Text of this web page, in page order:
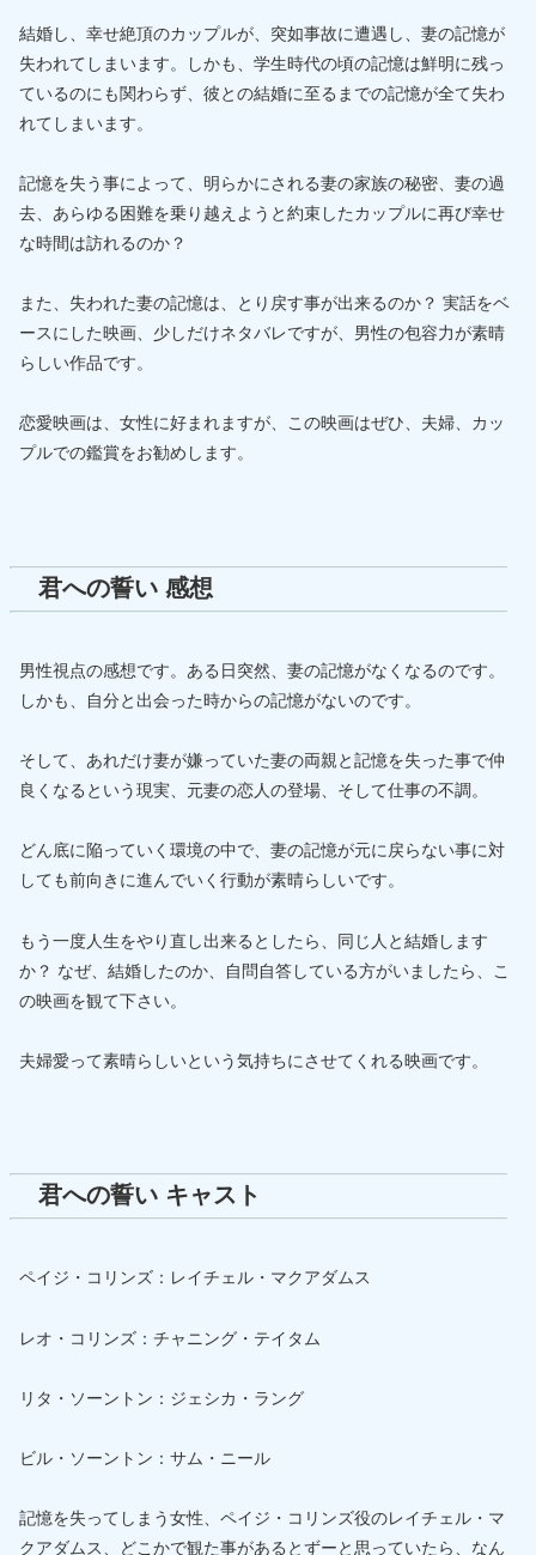
結婚し、幸せ絶頂のカップルが、突如事故に遭遇し、妻の記憶が
失われてしまいます。しかも、学生時代の頃の記憶は鮮明に残っ
ているのにも関わらず、彼との結婚に至るまでの記憶が全て失わ
れてしまいます。
記憶を失う事によって、明らかにされる妻の家族の秘密、妻の過
去、あらゆる困難を乗り越えようと約束したカップルに再び幸せ
な時間は訪れるのか？
また、失われた妻の記憶は、とり戻す事が出来るのか？ 実話をベ
ースにした映画、少しだけネタバレですが、男性の包容力が素晴
らしい作品です。
恋愛映画は、女性に好まれますが、この映画はぜひ、夫婦、カッ
プルでの鑑賞をお勧めします。
君への誓い 感想
男性視点の感想です。ある日突然、妻の記憶がなくなるのです。
しかも、自分と出会った時からの記憶がないのです。
そして、あれだけ妻が嫌っていた妻の両親と記憶を失った事で仲
良くなるという現実、元妻の恋人の登場、そして仕事の不調。
どん底に陥っていく環境の中で、妻の記憶が元に戻らない事に対
しても前向きに進んでいく行動が素晴らしいです。
もう一度人生をやり直し出来るとしたら、同じ人と結婚します
か？ なぜ、結婚したのか、自問自答している方がいましたら、こ
の映画を観て下さい。
夫婦愛って素晴らしいという気持ちにさせてくれる映画です。
君への誓い キャスト
ペイジ・コリンズ：レイチェル・マクアダムス
レオ・コリンズ：チャニング・テイタム
リタ・ソーントン：ジェシカ・ラング
ビル・ソーントン：サム・ニール
記憶を失ってしまう女性、ペイジ・コリンズ役のレイチェル・マ
クアダムス、どこかで観た事があるとずーと思っていたら、なん